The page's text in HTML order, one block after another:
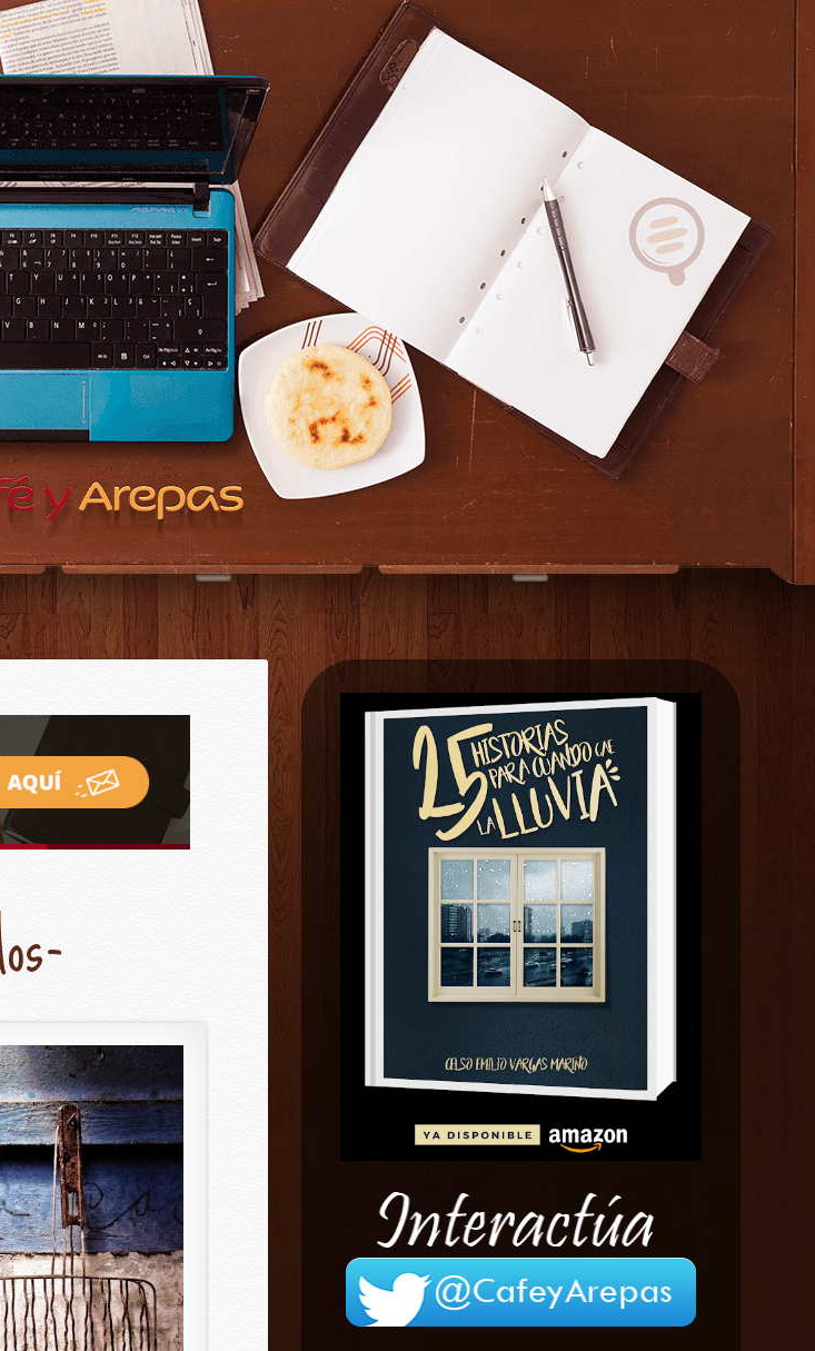
CONTACTO EXTRAS